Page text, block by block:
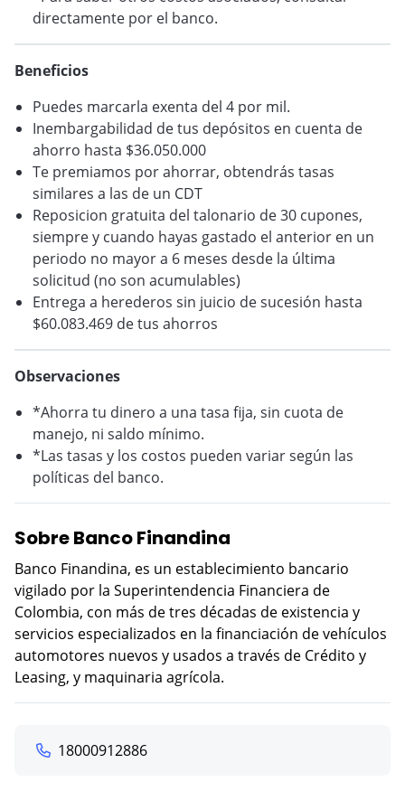
VER BLOG
directamente por el banco.
Beneficios
Puedes marcarla exenta del 4 por mil.
Inembargabilidad de tus depósitos en cuenta de
ahorro hasta $36.050.000
Te premiamos por ahorrar, obtendrás tasas
similares a las de un CDT
Reposicion gratuita del talonario de 30 cupones,
siempre y cuando hayas gastado el anterior en un
periodo no mayor a 6 meses desde la última
solicitud (no son acumulables)
Entrega a herederos sin juicio de sucesión hasta
$60.083.469 de tus ahorros
Observaciones
*Ahorra tu dinero a una tasa fija, sin cuota de
manejo, ni saldo mínimo.
*Las tasas y los costos pueden variar según las
políticas del banco.
Sobre Banco Finandina
Banco Finandina, es un establecimiento bancario
vigilado por la Superintendencia Financiera de
Colombia, con más de tres décadas de existencia y
servicios especializados en la financiación de vehículos
automotores nuevos y usados a través de Crédito y
Leasing, y maquinaria agrícola.
18000912886